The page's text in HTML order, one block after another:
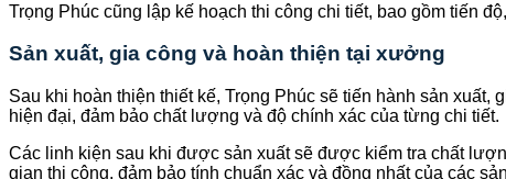
Trọng Phúc cũng lập kế hoạch thi công chi tiết, bao gồm tiến
Sản xuất, gia công và hoàn thiện tại xưởng
Sau khi hoàn thiện thiết kế, Trọng Phúc sẽ tiến hành sản
hiện đại, đảm bảo chất lượng và độ chính xác của từng chi tiết.
Các linh kiện sau khi được sản xuất sẽ được kiểm tra chất
gian thi công, đảm bảo tính chuẩn xác và đồng nhất của các